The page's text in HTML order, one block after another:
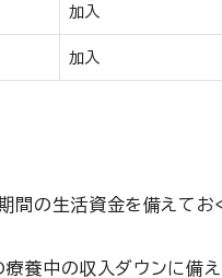
加入
加入
活資金を備
中の収入ダウンに備え